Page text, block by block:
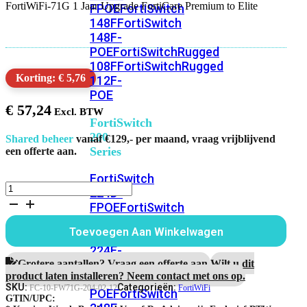
FPOEFortiSwitch
148FFortiSwitch
148F-
POEFortiSwitchRugged
108FFortiSwitchRugged
112F-
POE
FortiSwitch
200
Series
FortiSwitch
224D-
FPOEFortiSwitch
224EFortiswitch
224E-
POEFortiSwitch
248E-
POEFortiSwitch
FortiWiFi-71G 1 Jaar Upgrade FortiCare Premium to Elite
Korting: € 5,76
€ 57,24
Shared beheer vanaf €129,- per maand, vraag vrijblijvend
een offerte aan.
FortiWiFi-
71G
Jaar
Upgrade
FortiCare
Premium
to
Elite
aantal
Toevoegen Aan Winkelwagen
Grotere aantallen? Vraag een offerte aan.Wilt u dit
product laten installeren? Neem contact met ons op.
SKU:FC-10-FW71G-204-02-12Categorieën:FortiWiFi
GTIN/UPC: